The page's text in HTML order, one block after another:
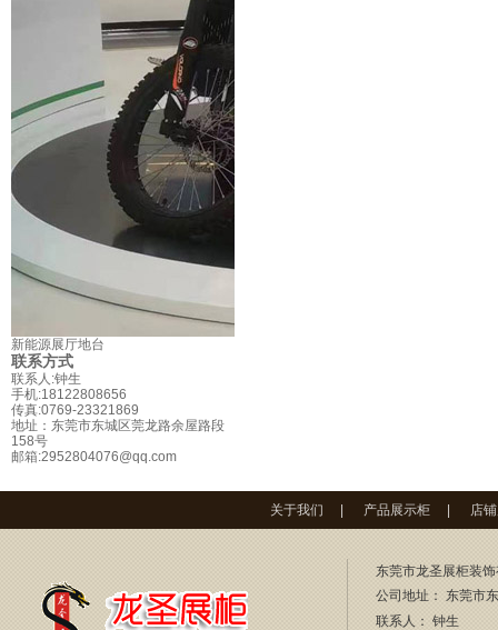
新能源展厅地台
联系方式
联系人:钟生
手机:18122808656
传真:0769-23321869
地址：东莞市东城区莞龙路余屋路段
158号
邮箱:2952804076@qq.com
关于我们 产品展示柜 店
东莞市龙圣展柜装
公司地址： 东莞市
联系人： 钟生